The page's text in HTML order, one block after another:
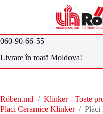
060-90-66-55
Livrare în toată Moldova!
Röben.md / Klinker - Toate
Placi Ceramice Klinker / Plăci